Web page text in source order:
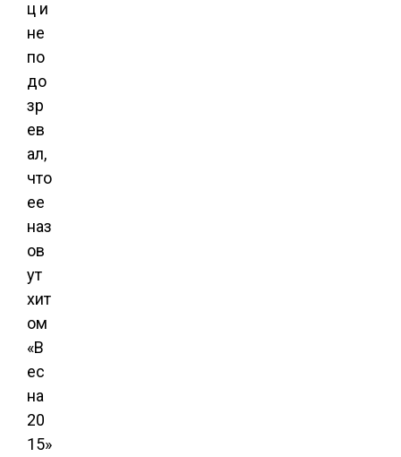
ц и
не
по
до
зр
ев
ал,
что
ее
наз
ов
ут
хит
ом
«В
ес
на
20
15»